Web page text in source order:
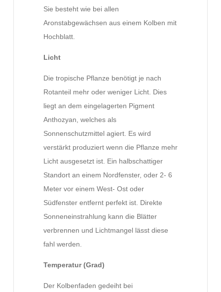
Sie besteht wie bei allen
Aronstabgewächsen aus einem Kolben mit
Hochblatt.
Licht
Die tropische Pflanze benötigt je nach
Rotanteil mehr oder weniger Licht. Dies
liegt an dem eingelagerten Pigment
Anthozyan, welches als
Sonnenschutzmittel agiert. Es wird
verstärkt produziert wenn die Pflanze mehr
Licht ausgesetzt ist. Ein halbschattiger
Standort an einem Nordfenster, oder 2- 6
Meter vor einem West- Ost oder
Südfenster entfernt perfekt ist. Direkte
Sonneneinstrahlung kann die Blätter
verbrennen und Lichtmangel lässt diese
fahl werden.
Temperatur (Grad)
Der Kolbenfaden gedeiht bei